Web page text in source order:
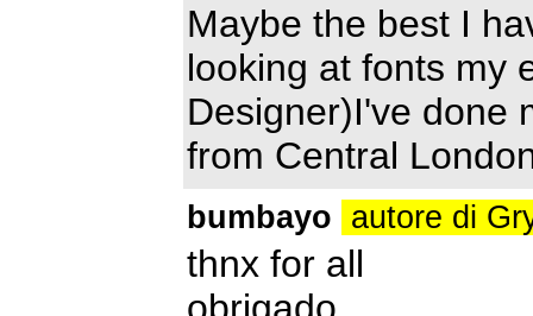
Maybe the best I
looking at fonts my
Designer)I've done
from Central
bumbayo autore di
thnx for all
obrigado,